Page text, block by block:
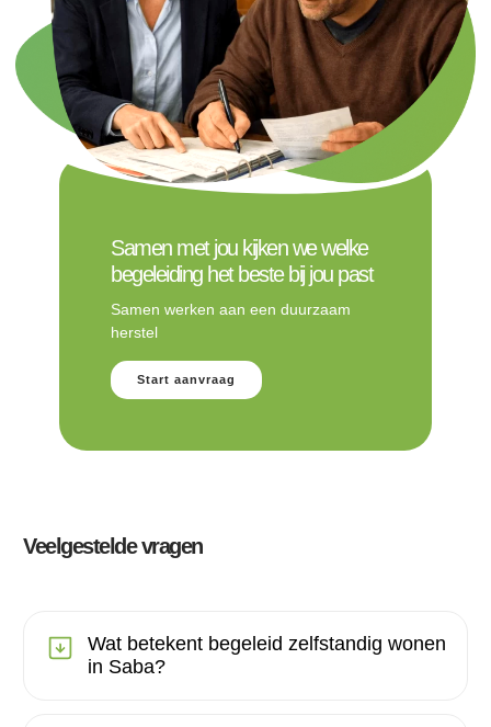
Samen met jou kijken we welke
begeleiding het beste bij jou past
Samen werken aan een duurzaam
herstel
Start aanvraag
Veelgestelde vragen
Wat betekent begeleid zelfstandig wonen
in Saba?